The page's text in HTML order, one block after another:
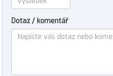
Dotaz / komentář